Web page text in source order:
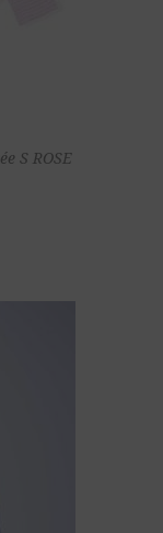
S ROSE